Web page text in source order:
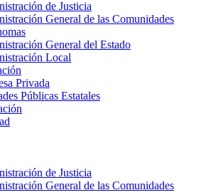
de Justicia
General de las Comunidades
General del Estado
Local
Privada
Públicas Estatales
de Justicia
General de las Comunidades